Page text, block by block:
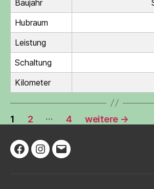
Baujahr
Hubraum
Leistung
Schaltung
Kilometer
der
Beiträge
1 2 … 4 weitere →
Facebook
Instagram
E-